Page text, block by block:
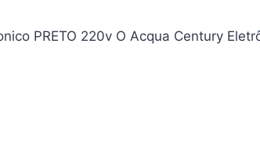
PRETO 220v O Acqua Century